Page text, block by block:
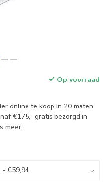
Op voorraad
online te koop in 20 maten.
€175,- gratis bezorgd in
meer.